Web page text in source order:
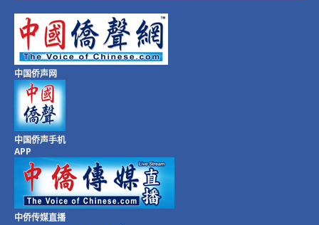
中国侨声网
中国侨声手机
APP
中侨传媒直播